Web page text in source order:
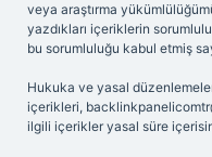
veya araştırma
yazdıkları içeriklerin
bu sorumluluğu kabul etmiş
Hukuka ve yasal
içerikleri,
ilgili içerikler yasal süre